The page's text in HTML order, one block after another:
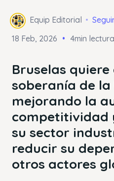
Equip Editorial
18 Feb, 2026
4min lectura
Bruselas
soberanía de la
mejorando la
competitividad
su sector
reducir su
otros actores